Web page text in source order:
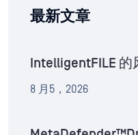
最新文章
IntelligentFILE 的
8 月5，2026